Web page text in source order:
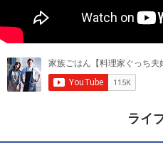
ライ